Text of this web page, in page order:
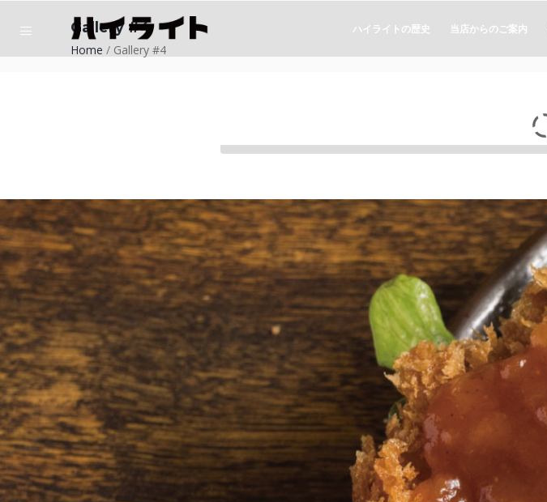
ハイライトの歴史 当店からのご案内
Gallery #4
Home / Gallery #4